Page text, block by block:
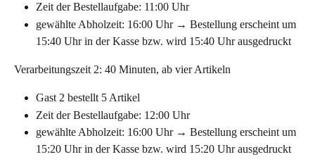
Zeit der Bestellaufgabe: 11:00 Uhr
gewählte Abholzeit: 16:00 Uhr → Bestellung erscheint um
15:40 Uhr in der Kasse bzw. wird 15:40 Uhr ausgedruckt
Verarbeitungszeit 2: 40 Minuten, ab vier Artikeln
Gast 2 bestellt 5 Artikel
Zeit der Bestellaufgabe: 12:00 Uhr
gewählte Abholzeit: 16:00 Uhr → Bestellung erscheint um
15:20 Uhr in der Kasse bzw. wird 15:20 Uhr ausgedruckt